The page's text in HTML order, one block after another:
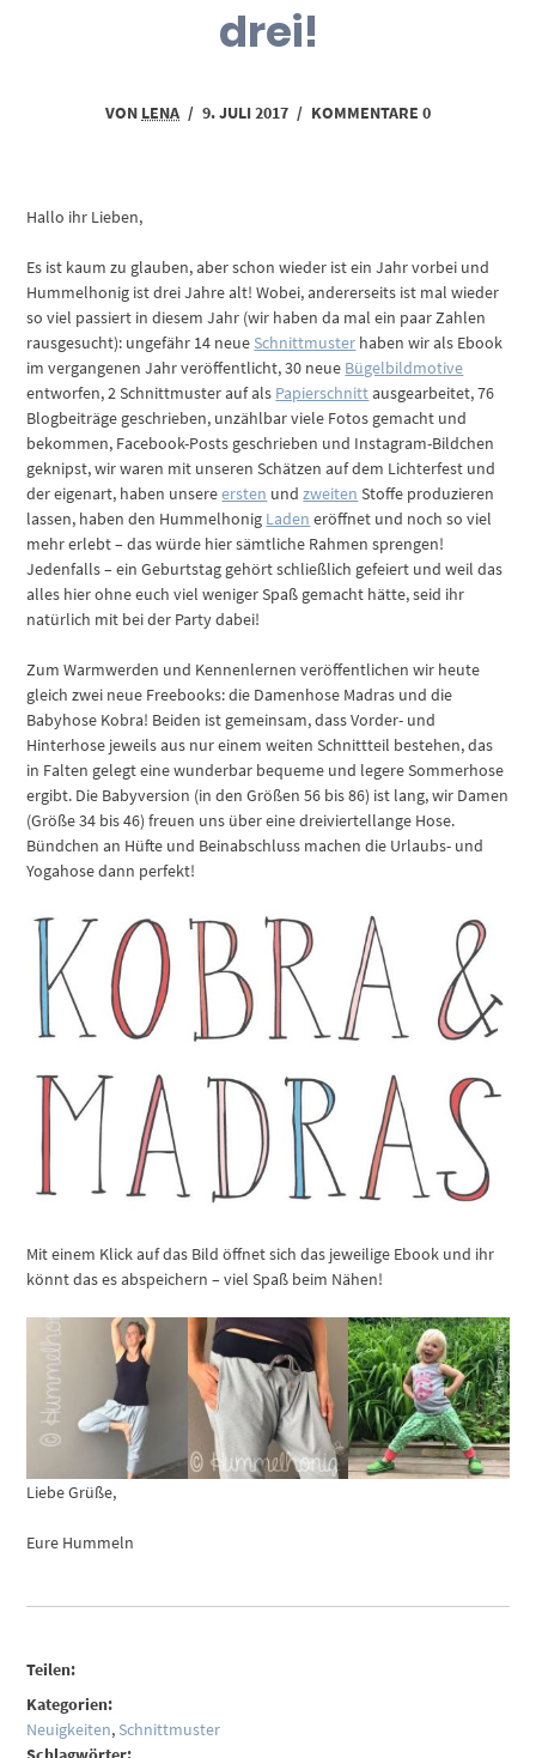
drei!
VON LENA / 9. JULI 2017 / KOMMENTARE 0
Hallo ihr Lieben,
Es ist kaum zu glauben, aber schon wieder ist ein Jahr vorbei und
Hummelhonig ist drei Jahre alt! Wobei, andererseits ist mal wieder
so viel passiert in diesem Jahr (wir haben da mal ein paar Zahlen
rausgesucht): ungefähr 14 neue Schnittmuster haben wir als Ebook
im vergangenen Jahr veröffentlicht, 30 neue Bügelbildmotive
entworfen, 2 Schnittmuster auf als Papierschnittausgearbeitet, 76
Blogbeiträge geschrieben, unzählbar viele Fotos gemacht und
bekommen, Facebook-Posts geschrieben und Instagram-Bildchen
geknipst, wir waren mit unseren Schätzen auf dem Lichterfest und
der eigenart, haben unsereersten undzweiten Stoffe produzieren
lassen, haben den Hummelhonig Laden eröffnet und noch so viel
mehr erlebt – das würde hier sämtliche Rahmen sprengen!
Jedenfalls – ein Geburtstag gehört schließlich gefeiert und weil das
alles hier ohne euch viel weniger Spaß gemacht hätte, seid ihr
natürlich mit bei der Party dabei!
Zum Warmwerden und Kennenlernen veröffentlichen wir heute
gleich zwei neue Freebooks: die Damenhose Madras und die
Babyhose Kobra! Beiden ist gemeinsam, dass Vorder- und
Hinterhose jeweils aus nur einem weiten Schnittteil bestehen, das
in Falten gelegt eine wunderbar bequeme und legere Sommerhose
ergibt. Die Babyversion (in den Größen 56 bis 86) ist lang, wir Damen
(Größe 34 bis 46) freuen uns über eine dreiviertellange Hose.
Bündchen an Hüfte und Beinabschluss machen die Urlaubs- und
Yogahose dann perfekt!
Mit einem Klick auf das Bild öffnet sich das jeweilige Ebook und ihr
könnt das es abspeichern – viel Spaß beim Nähen!
Liebe Grüße,
Eure Hummeln
Teilen:
Kategorien:
Neuigkeiten, Schnittmuster